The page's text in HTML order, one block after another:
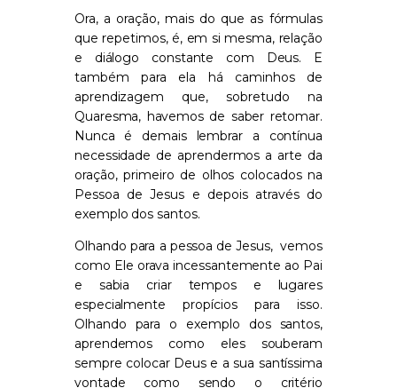
Ora, a oração, mais do que as fórmulas
que repetimos, é, em si mesma, relação
e diálogo constante com Deus. E
também para ela há caminhos de
aprendizagem que, sobretudo na
Quaresma, havemos de saber retomar.
Nunca é demais lembrar a contínua
necessidade de aprendermos a arte da
oração, primeiro de olhos colocados na
Pessoa de Jesus e depois através do
exemplo dos santos.
Olhando para a pessoa de Jesus, vemos
como Ele orava incessantemente ao Pai
e sabia criar tempos e lugares
especialmente propícios para isso.
Olhando para o exemplo dos santos,
aprendemos como eles souberam
sempre colocar Deus e a sua santíssima
vontade como sendo o critério